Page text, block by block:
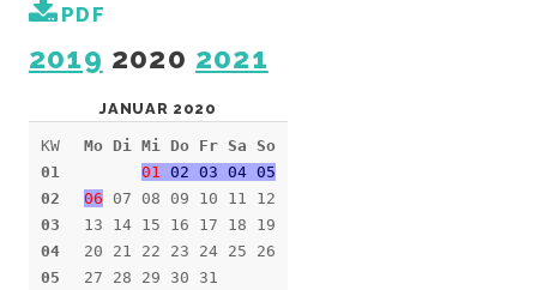
PDF
2019 2020 2021
JANUAR 2020
KW
01
02
03
04
05
Mo Di Mi Do Fr Sa So
01 02 03 04 05
06 07 08 09 10 11 12
13 14 15 16 17 18 19
20 21 22 23 24 25 26
27 28 29 30 31